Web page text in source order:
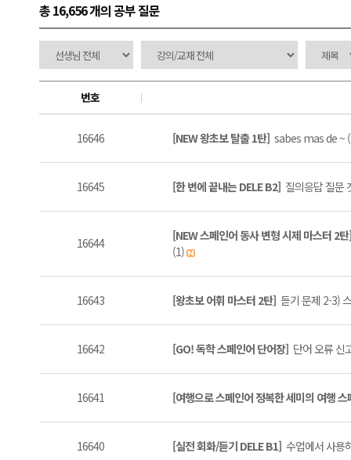
총 16,656 개의 공부 질문
번호
16646 [NEW 왕초보 탈출 1탄] sabes mas de ~
16645 [한 번에 끝내는 DELE B2] 질의응답 질문
16644
[NEW 스페인어 동사 변형 시제 마스터 2
(1)
16643 [왕초보 어휘 마스터 2탄] 듣기 문제 2-3)
16642 [GO! 독학 스페인어 단어장] 단어 오류 신
16641 [여행으로 스페인어 정복한 세미의 여행
16640 [실전 회화/듣기 DELE B1] 수업에서 사용